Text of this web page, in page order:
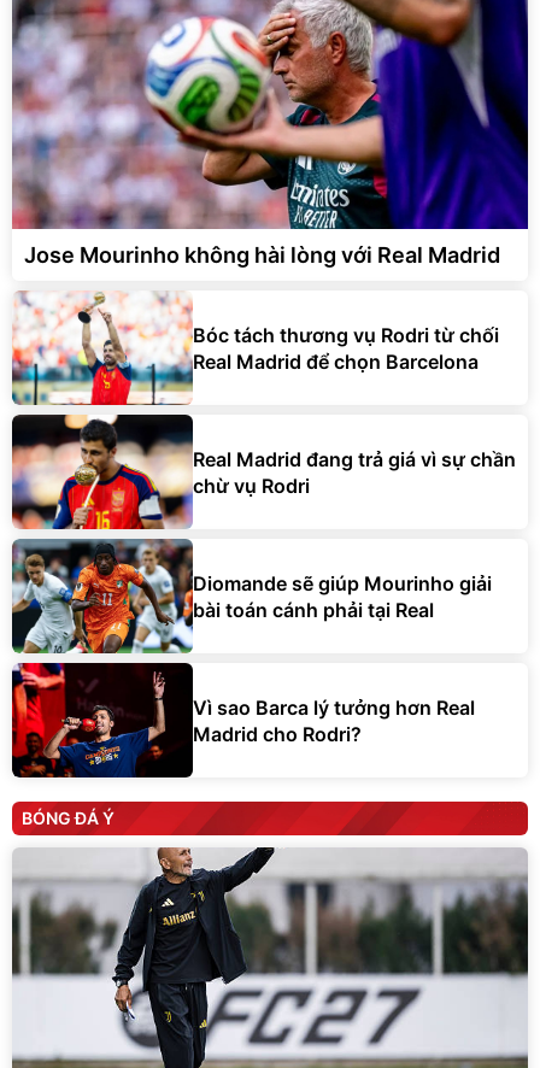
Jose Mourinho không hài lòng với Real Madrid
Bóc tách thương vụ Rodri từ chối
Real Madrid để chọn Barcelona
Real Madrid đang trả giá vì sự chần
chừ vụ Rodri
Diomande sẽ giúp Mourinho giải
bài toán cánh phải tại Real
Vì sao Barca lý tưởng hơn Real
Madrid cho Rodri?
BÓNG ĐÁ Ý